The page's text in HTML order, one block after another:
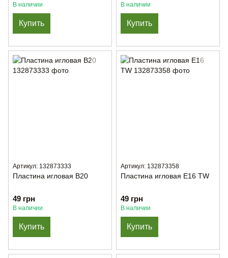
В наличии
Купить
В наличии
Купить
Артикул: 132873333
Пластина игловая B20
49 грн
В наличии
Купить
Артикул: 132873358
Пластина игловая E16 TW
49 грн
В наличии
Купить